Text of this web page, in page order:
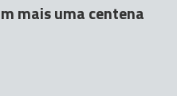
mais uma centena